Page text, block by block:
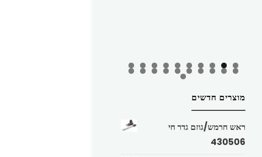
מוצרים חדשים
ראש חרמש/גוזם גדר חי
430506